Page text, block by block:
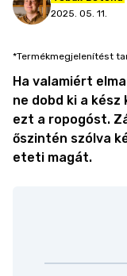
2025. 05. 11.
*Termékmegjelenítést
Ha valamiért
ne dobd ki a kész
ezt a ropogóst.
őszintén szólva
eteti magát.